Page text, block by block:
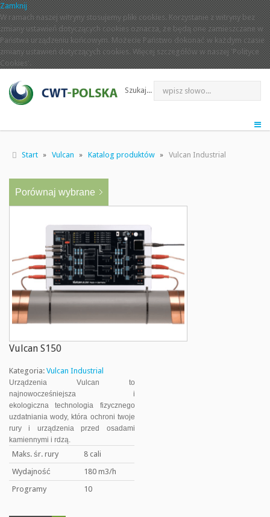
Zamknij
W ramach naszej witryny stosujemy pliki cookies. Korzystanie z witryny bez
zmiany ustawień dotyczących cookies oznacza, że będą one zamieszczane w
Państwa urządzeniu końcowym. Możecie Państwo dokonać w każdym czasie
zmiany ustawień dotyczących cookies. Więcej szczegółów w naszej 'Polityce
Cookies'.
Szukaj...
Start Vulcan Katalog produktów Vulcan Industrial
Porównaj wybrane
Vulcan S150
Kategoria: Vulcan Industrial
Urządzenia Vulcan to
najnowocześniejsza i
ekologiczna technologia fizycznego
uzdatniania wody, która ochroni twoje
rury i urządzenia przed osadami
kamiennymi i rdzą.
Maks. śr. rury
8 cali
Wydajność
180 m3/h
Programy
10